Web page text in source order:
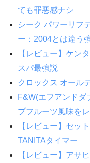
ても罪悪感ナシ
シーク パワーリフ
ー：2004とは違う
【レビュー】ケン
スパ最強説
クロックス オール
F&W(エフアンドダ
プフルーツ風味を
【レビュー】セッ
TANITAタイマー
【レビュー】アサ